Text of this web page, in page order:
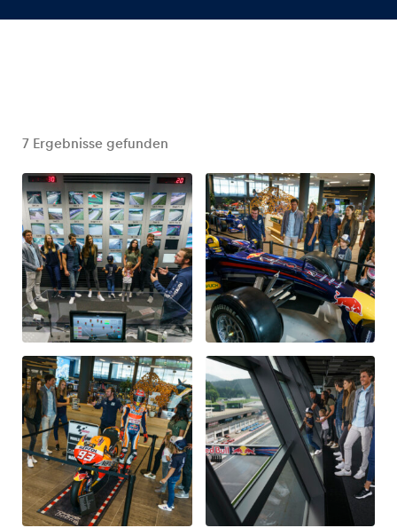
Seiten
Alle anzeigen
Fahrzeug
Alle anzeigen
7 Ergebnisse gefunden